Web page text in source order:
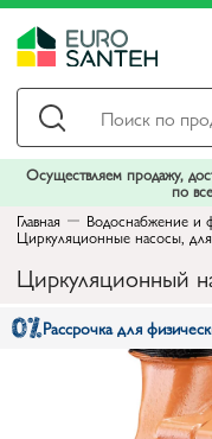
Осуществляем продажу,
по
Главная
Водоснабжение и
Циркуляционные насосы,
Циркуляционный
Рассрочка для